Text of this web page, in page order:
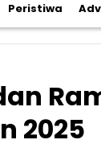
Peristiwa
2025